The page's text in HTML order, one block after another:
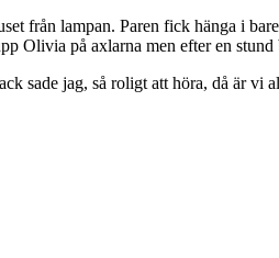
från lampan. Paren fick hänga i
Olivia på axlarna men efter en
sade jag, så roligt att höra, då är vi